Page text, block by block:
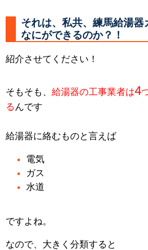
それは、私共、練馬給湯器
なにができるのか？！
紹介させてください！
そもそも、給湯器の工事業者は4
る んです
給湯器に絡むものと言えば
電気
ガス
水道
ですよね。
なので、大きく分類すると